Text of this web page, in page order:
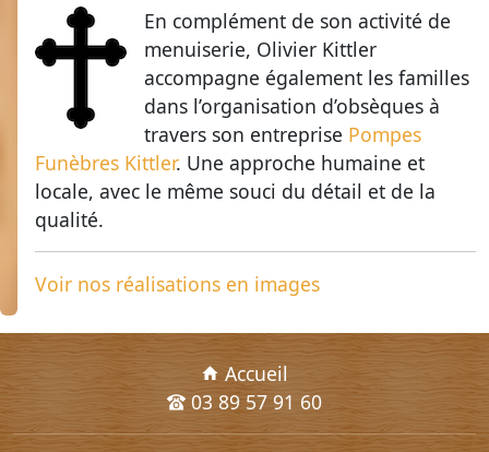
En complément de son activité de
menuiserie, Olivier Kittler
accompagne également les familles
dans l’organisation d’obsèques à
travers son entreprise Pompes
Funèbres Kittler. Une approche humaine et
locale, avec le même souci du détail et de la
qualité.
Voir nos réalisations en images
Accueil
03 89 57 91 60